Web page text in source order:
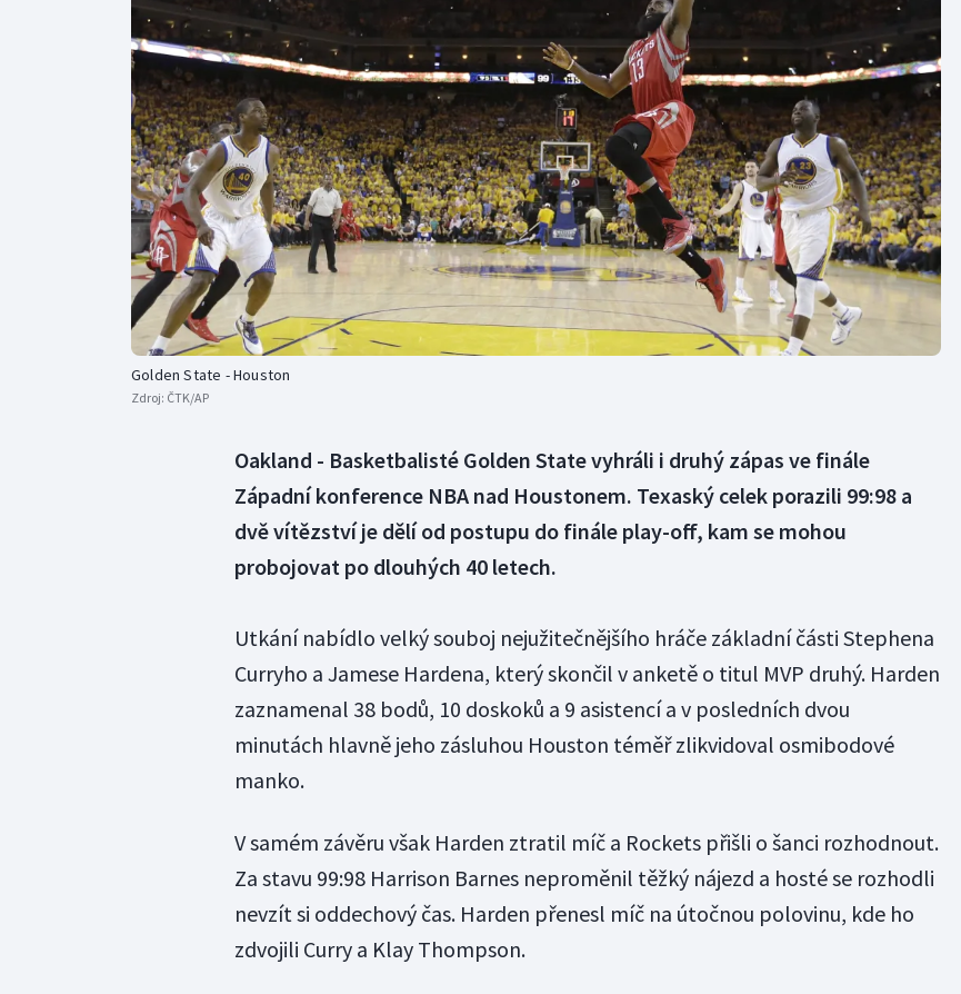
Dostihy
Florbal
Futsal
Golf
Gymnastika
Moderní pětiboj
Motorsport
Olympijské hry
Parasport
Plavání
Plážový volejbal
Veslování
Vodní slalom
Volejbal
Ostatní
Golden State - Houston
Zdroj: ČTK/AP
Oakland - Basketbalisté Golden State vyhráli i druhý zápas ve finále
Západní konference NBA nad Houstonem. Texaský celek porazili 99:98 a
dvě vítězství je dělí od postupu do finále play-off, kam se mohou
probojovat po dlouhých 40 letech.
Utkání nabídlo velký souboj nejužitečnějšího hráče základní části Stephena
Curryho a Jamese Hardena, který skončil v anketě o titul MVP druhý. Harden
zaznamenal 38 bodů, 10 doskoků a 9 asistencí a v posledních dvou
minutách hlavně jeho zásluhou Houston téměř zlikvidoval osmibodové
manko.
V samém závěru však Harden ztratil míč a Rockets přišli o šanci rozhodnout.
Za stavu 99:98 Harrison Barnes neproměnil těžký nájezd a hosté se rozhodli
nevzít si oddechový čas. Harden přenesl míč na útočnou polovinu, kde ho
zdvojili Curry a Klay Thompson.